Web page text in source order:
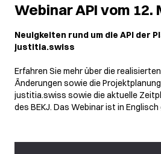
Webinar API vom 12.
Neuigkeiten rund um die API der
justitia.swiss
Erfahren Sie mehr über die
Änderungen sowie die
justitia.swiss sowie die aktuelle
des BEKJ. Das Webinar ist in